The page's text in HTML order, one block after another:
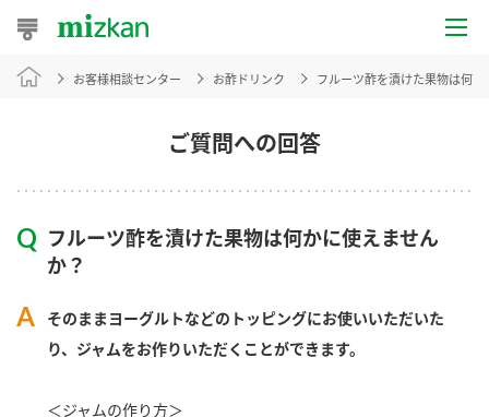
おうちレシピ
レシピ特集
レシピカテゴリ一覧
ご質問への回答
お客様相談センター お酢ドリンク フルーツ酢を漬けた果物は何
フルーツ酢を漬けた果物は何かに使えません
か？
そのままヨーグルトなどのトッピングにお使いいただいた
り、ジャムをお作りいただくことができます。
＜ジャムの作り方＞